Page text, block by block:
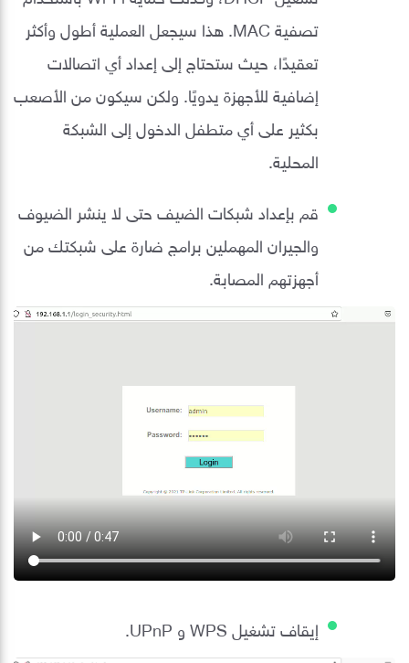
تصفية MAC. هذا سيجعل العملية أطول وأكثر
تعقيدًا، حيث ستحتاج إلى إعداد أي اتصالات
إضافية للأجهزة يدويًا. ولكن سيكون من الأصعب
بكثير على أي متطفل الدخول إلى الشبكة
المحلية.
قم بإعداد شبكات الضيف حتى لا ينشر الضيوف
والجيران المهملين برامج ضارة على شبكتك من
أجهزتهم المصابة.
إيقاف تشغيل WPS و UPnP.